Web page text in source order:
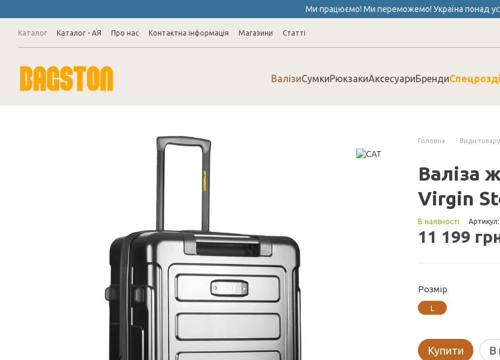
Ми працюємо! Ми переможемо! Україна понад
Каталог Каталог - АЯ Про нас Контактна інформація Магазини Cтатті
ВалізиСумкиРюкзакиАксесуариБренди
Головна Види товару
Валіза
Virgin
В наявності
11 199
Розмір
L
Купити В